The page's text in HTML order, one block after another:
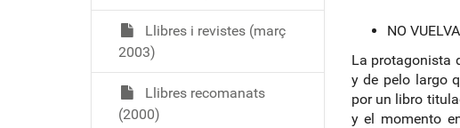
NO
La protagonista
y de pelo largo
por un libro
y el momento
Llibres i revistes (març
2003)
Llibres recomanats
(2000)